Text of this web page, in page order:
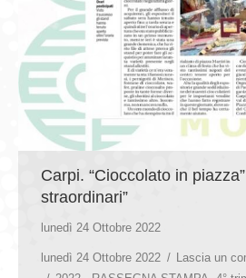
Carpi. “Cioccolato in
straordinari”
lunedì 24 Ottobre 2022
lunedì 24 Ottobre 2022
Lascia un